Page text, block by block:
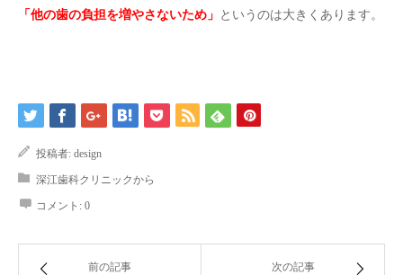
「他の歯の負担を増やさないため」 というのは大きくあります。
投稿者: design
深江歯科クリニックから
コメント: 0
前の記事 次の記事